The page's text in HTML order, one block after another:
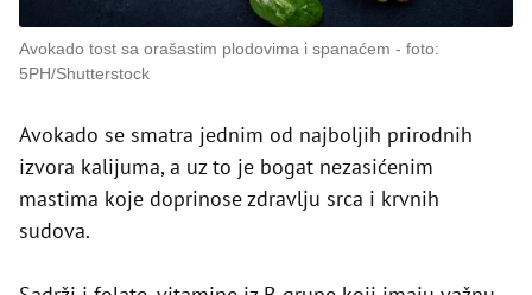
Avokado tost sa orašastim plodovima i spanaćem
foto:
5PH/Shutterstock
Avokado se smatra jednim od najboljih prirodnih
izvora kalijuma, a uz to je bogat nezasićenim
mastima koje doprinose zdravlju srca i krvnih
sudova.